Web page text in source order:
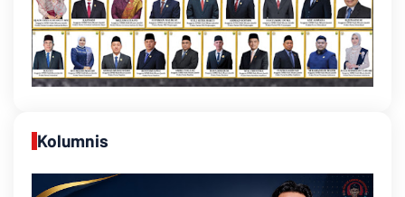
Kolumnis